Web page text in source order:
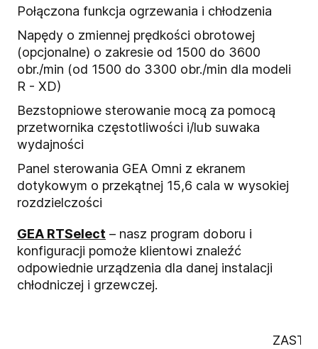
Połączona funkcja ogrzewania i chłodzenia
Napędy o zmiennej prędkości obrotowej
(opcjonalne) o zakresie od 1500 do 3600
obr./min (od 1500 do 3300 obr./min dla modeli
R - XD)
Bezstopniowe sterowanie mocą za pomocą
przetwornika częstotliwości i/lub suwaka
wydajności
Panel sterowania GEA Omni z ekranem
dotykowym o przekątnej 15,6 cala w wysokiej
rozdzielczości
GEA RTSelect – nasz program doboru i
konfiguracji pomoże klientowi znaleźć
odpowiednie urządzenia dla danej instalacji
chłodniczej i grzewczej.